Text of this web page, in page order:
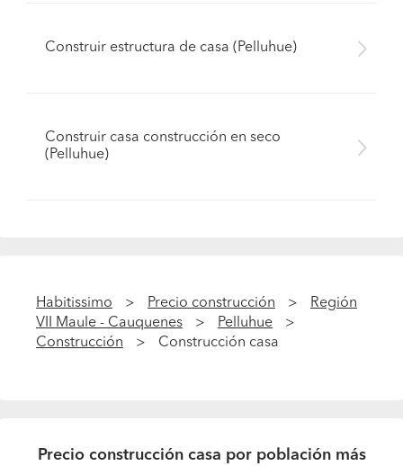
Construir estructura de casa (Pelluhue)
Construir casa construcción en seco
(Pelluhue)
Habitissimo Precio construcción
Región
VII Maule - Cauquenes
Pelluhue
Construcción
Construcción casa
Precio construcción casa por población más